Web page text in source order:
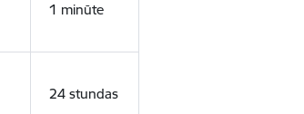
1 minūte
24 stundas